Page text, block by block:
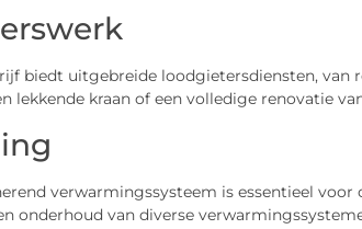
biedt uitgebreide loodgietersdiensten, van
lekkende kraan of een volledige renovatie
verwarmingssysteem is essentieel
onderhoud van diverse